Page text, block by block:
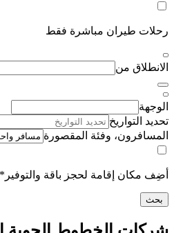
طيران مباشرة فقط
من
وفئة المقصورة
إقامة لحجز باقة والتوفير*